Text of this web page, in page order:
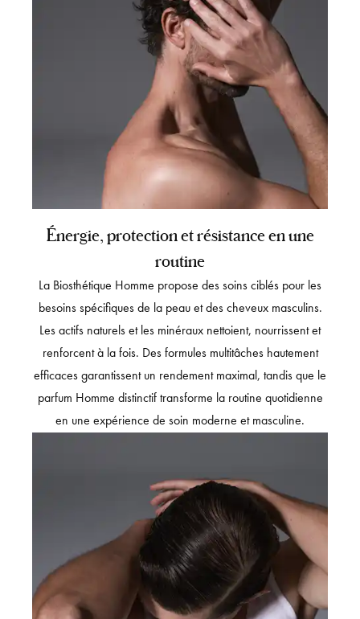
Énergie, protection et résistance en une
routine
La Biosthétique Homme propose des soins ciblés pour les
besoins spécifiques de la peau et des cheveux masculins.
Les actifs naturels et les minéraux nettoient, nourrissent et
renforcent à la fois. Des formules multitâches hautement
efficaces garantissent un rendement maximal, tandis que le
parfum Homme distinctif transforme la routine quotidienne
en une expérience de soin moderne et masculine.